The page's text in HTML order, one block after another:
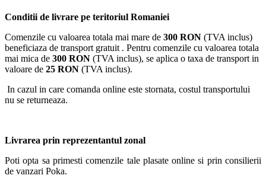
Conditii de livrare pe teritoriul Romaniei
Comenzile cu valoarea totala mai mare de 300 RON (TVA inclus)
beneficiaza de transport gratuit . Pentru comenzile cu valoarea totala
mai mica de 300 RON (TVA inclus), se aplica o taxa de transport in
valoare de 25 RON (TVA inclus).
In cazul in care comanda online este stornata, costul transportului
nu se returneaza.
Livrarea prin reprezentantul zonal
Poti opta sa primesti comenzile tale plasate online si prin consilierii
de vanzari Poka.